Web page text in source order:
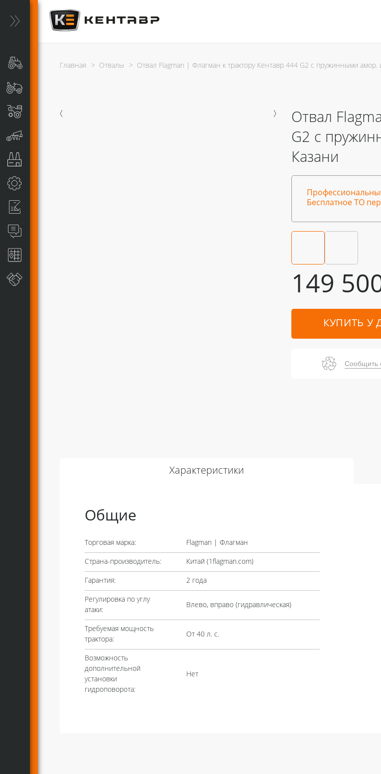
Главная > Отвалы > Отвал Flagman | Флагман к трактору Кентавр 444 G2 с пружинными амор.
Отвал
G2 с
Казани
Бесплатное ТО
149
КУПИТЬ У
Сообщить
Характеристики
Общие
Торговая марка: Flagman | Флагман
Страна-производитель: Китай (1flagman.com)
Гарантия: 2 года
Регулировка по углу
атаки:
Влево, вправо (гидравлическая)
Требуемая мощность
трактора:
От 40 л. с.
Возможность
дополнительной
установки
гидроповорота:
Нет